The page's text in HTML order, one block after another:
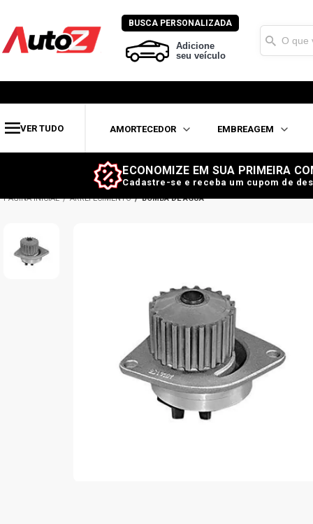
BUSCA PERSONALIZADA
Adicione
seu veículo
VER TUDO AMORTECEDOR EMBREAGEM
ECONOMIZE EM SUA PRIMEIRA
Cadastre-se e receba um cupom de
ARREFECIMENTO BOMBA DE ÁGUA